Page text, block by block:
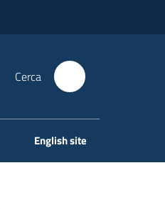
Cerca
English site